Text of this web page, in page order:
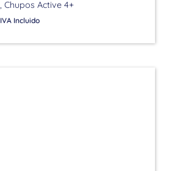
Chupos Active 4+
IVA Incluido